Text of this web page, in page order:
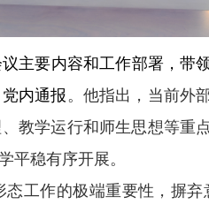
主要内容和工作部署，带
内通报。他指出，当前外
教学运行和师生思想等重
平稳有序开展。
工作的极端重要性，摒弃